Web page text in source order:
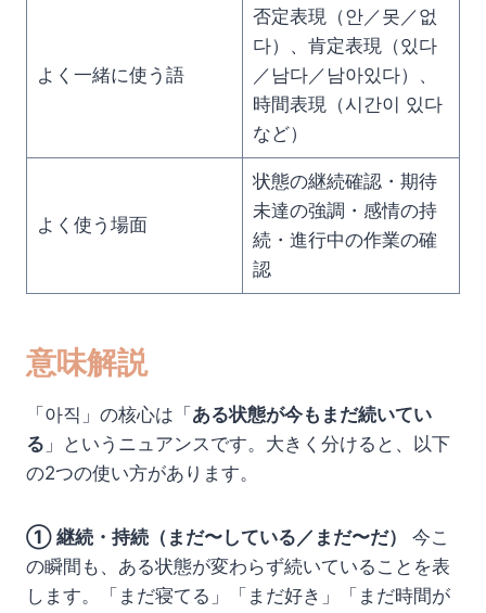
よく一緒に使う語
否定表現（안／못／없
다）、肯定表現（있다
／남다／남아있다）、
時間表現（시간이 있다
など）
よく使う場面
状態の継続確認・期待
未達の強調・感情の持
続・進行中の作業の確
認
意味解説
「아직」の核心は「 ある状態が今もまだ続いてい
る 」というニュアンスです。大きく分けると、以下
の2つの使い方があります。
① 継続・持続（まだ〜している／まだ〜だ）
今こ
の瞬間も、ある状態が変わらず続いていることを表
します。「まだ寝てる」「まだ好き」「まだ時間が